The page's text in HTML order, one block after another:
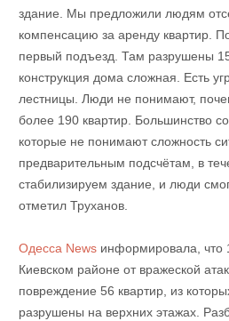
здание. Мы предложили людям
компенсацию за аренду квартир.
первый подъезд. Там разрушены
конструкция дома сложная. Есть
лестницы. Люди не понимают,
более 190 квартир. Большинство
которые не понимают сложность
предварительным подсчётам, в
стабилизируем здание, и люди
отметил Труханов.
Одесса Newsинформировала, что
Киевском районе от вражеской
повреждение 56 квартир, из
разрушены на верхних этажах.